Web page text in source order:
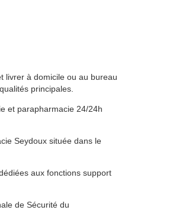
livrer à domicile ou au bureau
principales.
et parapharmacie 24/24h
Seydoux située dans le
aux fonctions support
de Sécurité du